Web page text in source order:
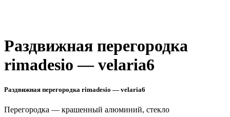
Раздвижная перегородка
rimadesio — velaria6
Раздвижная перегородка rimadesio — velaria6
Перегородка — крашенный алюминий, стекло